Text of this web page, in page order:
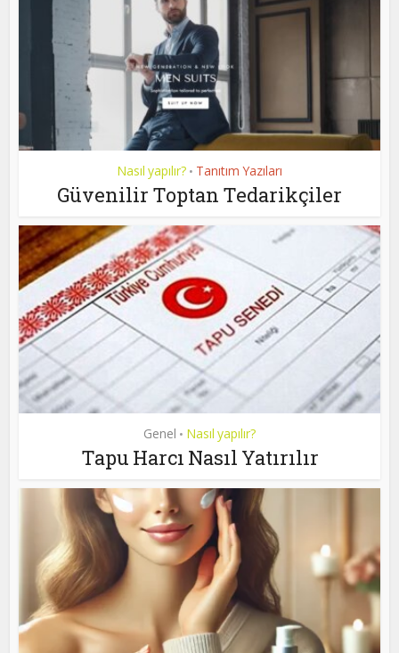
Nasıl yapılır? • Tanıtım Yazıları
Güvenilir Toptan Tedarikçiler
Genel • Nasıl yapılır?
Tapu Harcı Nasıl Yatırılır